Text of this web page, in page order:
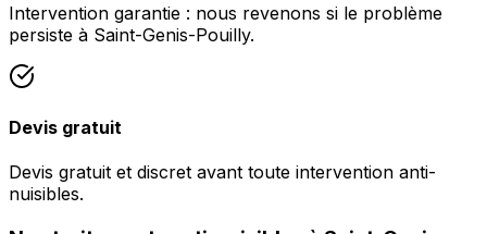
Intervention garantie : nous revenons si le problème
persiste à Saint-Genis-Pouilly.
Devis gratuit
Devis gratuit et discret avant toute intervention anti-
nuisibles.